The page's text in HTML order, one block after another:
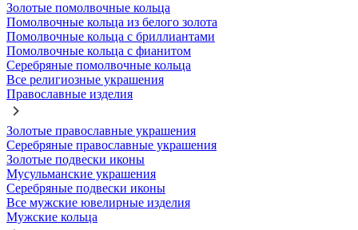
Золотые помолвочные кольца
Помолвочные кольца из белого золота
Помолвочные кольца с бриллиантами
Помолвочные кольца с фианитом
Серебряные помолвочные кольца
Все религиозные украшения
Православные изделия
Золотые православные украшения
Серебряные православные украшения
Золотые подвески иконы
Мусульманские украшения
Серебряные подвески иконы
Все мужские ювелирные изделия
Мужские кольца